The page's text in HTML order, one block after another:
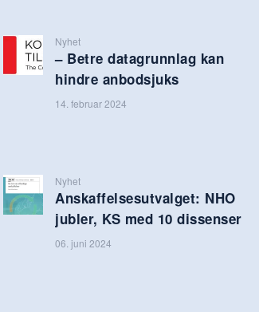
Nyhet
– Betre datagrunnlag kan
hindre anbodsjuks
14. februar 2024
Nyhet
Anskaffelsesutvalget: NHO
jubler, KS med 10 dissenser
06. juni 2024